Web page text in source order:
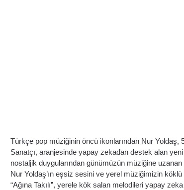
Türkçe pop müziğinin öncü ikonlarından Nur Yoldaş,
Sanatçı, aranjesinde yapay zekadan destek alan yeni
nostaljik duygularından günümüzün müziğine
Nur Yoldaş’ın eşsiz sesini ve yerel müziğimizin
“Ağına Takılı”, yerele kök salan melodileri yapay